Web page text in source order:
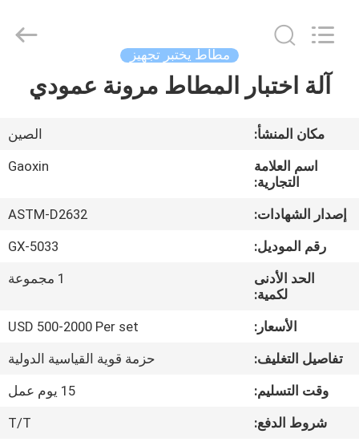
منزل،
منتجات
معلومات
المعمل
مراقبة
الجودة
Ltd.，.
Reserved.
مطّاط يختبر تجهيز
آلة اختبار المطاط مرونة عمودي
مكان المنشأ:
الصين
اسم العلامة
التجارية:
Gaoxin
إصدار الشهادات:
ASTM-D2632
رقم الموديل:
GX-5033
الحد الأدنى
لكمية:
1 مجموعة
الأسعار:
USD 500-2000 Per set
تفاصيل التغليف:
حزمة قوية القياسية الدولية
وقت التسليم:
15 يوم عمل
شروط الدفع:
T/T